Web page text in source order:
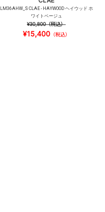
LM36AHW_S CLAE - HAYWOOD ヘイウッド ホ
ワイトベージュ
¥30,800（税込）
¥15,400（税込）